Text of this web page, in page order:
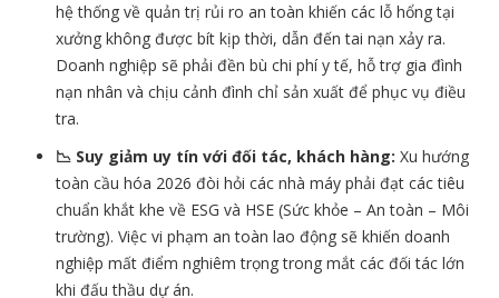
hệ thống về quản trị rủi ro an toàn khiến các lỗ hổng tại
xưởng không được bít kịp thời, dẫn đến tai nạn xảy ra.
Doanh nghiệp sẽ phải đền bù chi phí y tế, hỗ trợ gia đình
nạn nhân và chịu cảnh đình chỉ sản xuất để phục vụ điều
tra.
📉 Suy giảm uy tín với đối tác, khách hàng: Xu hướng
toàn cầu hóa 2026 đòi hỏi các nhà máy phải đạt các tiêu
chuẩn khắt khe về ESG và HSE (Sức khỏe – An toàn – Môi
trường). Việc vi phạm an toàn lao động sẽ khiến doanh
nghiệp mất điểm nghiêm trọng trong mắt các đối tác lớn
khi đấu thầu dự án.